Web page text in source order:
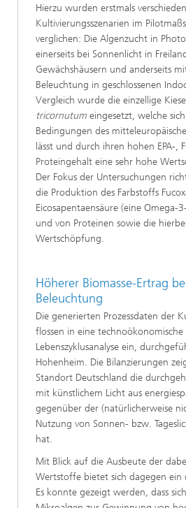
Hierzu wurden erstmals
Kultivierungsszenarien im
verglichen: Die Algenzucht in
einerseits bei Sonnenlicht in
Gewächshäusern und anderseits
Beleuchtung in geschlossenen
Vergleich wurde die einzellige
tricornutum eingesetzt, welche
Bedingungen des
lässt und durch ihren hohen EPA-,
Proteingehalt eine sehr hohe
Der Fokus der Untersuchungen
die Produktion des Farbstoffs
Eicosapentaensäure (eine Omega-
und von Proteinen sowie die
Wertschöpfung.
Höherer Biomasse-Ertrag
Beleuchtung
Die generierten Prozessdaten der
flossen in eine
Lebenszyklusanalyse ein,
Hohenheim. Die Bilanzierungen
Standort Deutschland die
mit künstlichem Licht aus
gegenüber der (natürlicherweise
Nutzung von Sonnen- bzw.
hat.
Mit Blick auf die Ausbeute der
Wertstoffe bietet sich dagegen ein
Es konnte gezeigt werden, dass